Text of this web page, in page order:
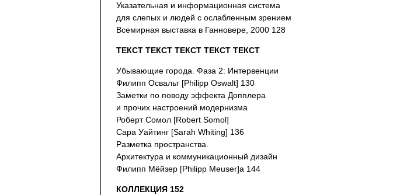
Указательная и информационная система
для слепых и людей с ослабленным зрением
Всемирная выставка в Ганновере, 2000 128
ТЕКСТ ТЕКСТ ТЕКСТ ТЕКСТ ТЕКСТ
Убывающие города. Фаза 2: Интервенции
Филипп Освальт [Philipp Oswalt] 130
Заметки по поводу эффекта Допплера
и прочих настроений модернизма
Роберт Сомол [Robert Somol]
Сара Уайтинг [Sarah Whiting] 136
Разметка пространства.
Архитектура и коммуникационный дизайн
Филипп Мёйзер [Philipp Meuser]a 144
КОЛЛЕКЦИЯ 152